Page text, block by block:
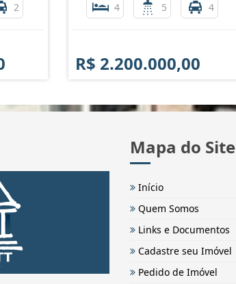
2 4 5 4
R$ 2.200.000,00
Mapa do Site
Início
Quem Somos
Links e Documentos
Cadastre seu Imóvel
Pedido de Imóvel